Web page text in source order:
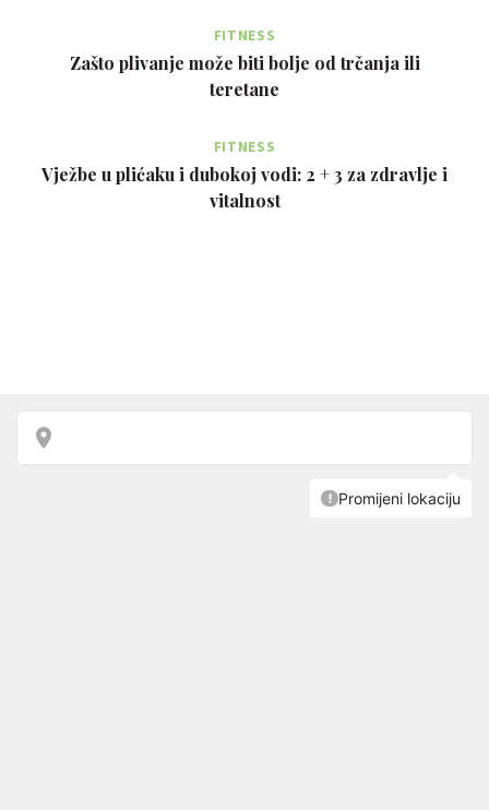
FITNESS
Zašto plivanje može biti bolje od trčanja ili
teretane
FITNESS
Vježbe u plićaku i dubokoj vodi: 2 + 3 za zdravlje i
vitalnost